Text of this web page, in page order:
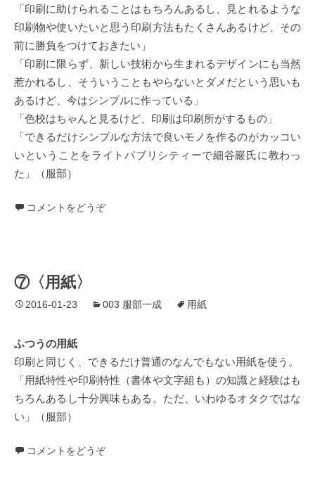
「印刷に助けられることはもちろんあるし、見とれるような
印刷物や使いたいと思う印刷方法もたくさんあるけど、その
前に勝負をつけておきたい」
「印刷に限らず、新しい技術から生まれるデザインにも当然
惹かれるし、そういうこともやらないとダメだという思いも
あるけど、今はシンプルに作っている」
「色校はちゃんと見るけど、印刷は印刷所がするもの」
「できるだけシンプルな方法で良いモノを作るのがカッコい
いということをライトパブリシティーで細谷巖氏に教わっ
た」（服部）
コメントをどうぞ
⑦〈用紙〉
2016-01-23 003 服部一成 用紙
ふつうの用紙
印刷と同じく、できるだけ普通のなんでもない用紙を使う。
「用紙特性や印刷特性（書体や文字組も）の知識と経験はも
ちろんあるし十分興味もある。ただ、いわゆるオタクではな
い」（服部）
コメントをどうぞ